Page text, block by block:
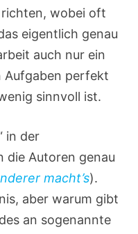
richten, wobei oft
eigentlich genau
auch nur ein
Aufgaben perfekt
sinnvoll ist.
in der
die Autoren genau
macht’s).
aber warum gibt
an sogenannte